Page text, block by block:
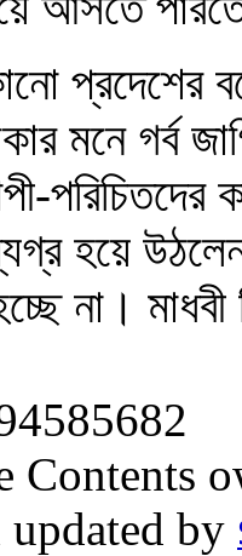
প্রদেশের
মনে গর্ব
হয়ে
না। মাধবী
Contents
by